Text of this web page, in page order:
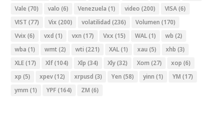
Vale (70) valo (6) Venezuela (1) video (200) VISA(6)
VIST (77) Vix (200) volatilidad (236) Volumen (170)
Vvix (6) vxd (1) vxn (17) Vxx (15) WAL(1) wb (2)
wba (1) wmt (2) wti (221) XAL(1) xau (5) xhb (3)
XLE(17) Xlf(104) Xlp (34) Xly(32) Xom (27) xop (6)
xp (5) xpev(12) xrpusd (3) Yen (58) yinn (1) YM (17)
ymm (1) YPF(164) ZM (6)